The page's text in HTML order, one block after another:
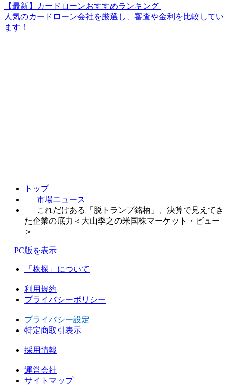
【最新】カードローンおすすめランキング
人気のカードローン会社を厳選し、審査や金利を比較してい
ます！
トップ
市場ニュース
これだけある「脱トランプ銘柄」、決算で見えてき
た企業の底力＜大山季之の米国株マーケット・ビュー
＞
PC版を表示
「株探」について
|
利用規約
プライバシーポリシー
|
プライバシー設定
特定商取引表示
|
採用情報
|
運営会社
サイトマップ